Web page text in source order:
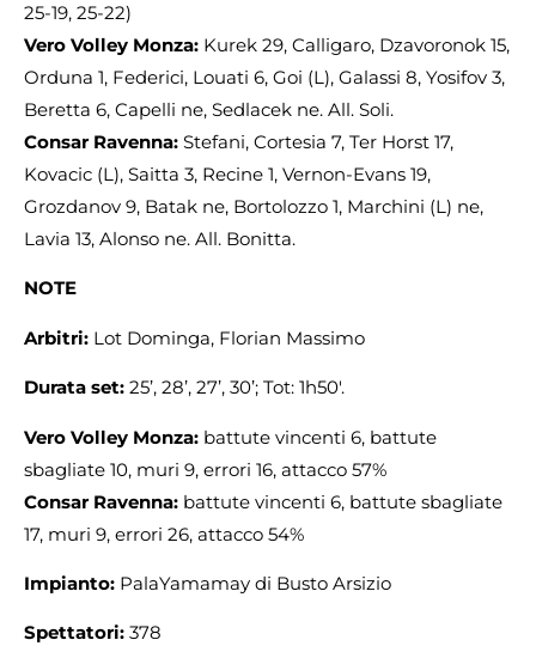
25-19, 25-22)
Vero Volley Monza: Kurek 29, Calligaro, Dzavoronok 15,
Orduna 1, Federici, Louati 6, Goi (L), Galassi 8, Yosifov 3,
Beretta 6, Capelli ne, Sedlacek ne. All. Soli.
Consar Ravenna: Stefani, Cortesia 7, Ter Horst 17,
Kovacic (L), Saitta 3, Recine 1, Vernon-Evans 19,
Grozdanov 9, Batak ne, Bortolozzo 1, Marchini (L) ne,
Lavia 13, Alonso ne. All. Bonitta.
NOTE
Arbitri: Lot Dominga, Florian Massimo
Durata set: 25’, 28’, 27’, 30’; Tot: 1h50′.
Vero Volley Monza: battute vincenti 6, battute
sbagliate 10, muri 9, errori 16, attacco 57%
Consar Ravenna: battute vincenti 6, battute sbagliate
17, muri 9, errori 26, attacco 54%
Impianto: PalaYamamay di Busto Arsizio
Spettatori: 378